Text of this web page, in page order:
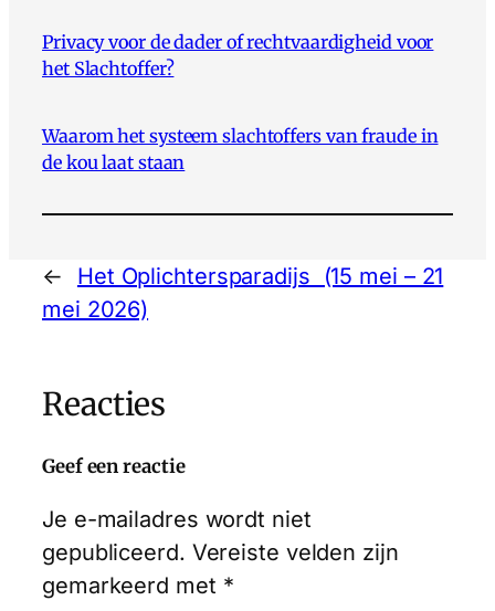
Privacy voor de dader of rechtvaardigheid voor
het Slachtoffer?
Waarom het systeem slachtoffers van fraude in
de kou laat staan
←
Het Oplichtersparadijs (15 mei – 21
mei 2026)
Reacties
Geef een reactie
Je e-mailadres wordt niet
gepubliceerd. Vereiste velden zijn
gemarkeerd met *